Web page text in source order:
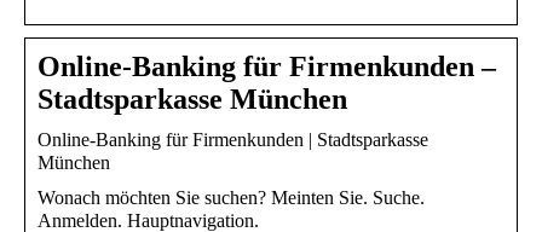
Online-Banking für Firmenkunden –
Stadtsparkasse München
Online-Banking für Firmenkunden | Stadtsparkasse
München
Wonach möchten Sie suchen? Meinten Sie. Suche.
Anmelden. Hauptnavigation.